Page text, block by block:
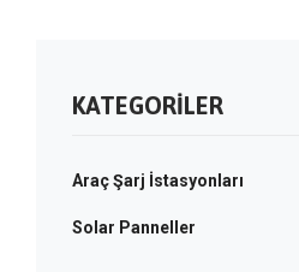
KATEGORILER
Araç Şarj İstasyonları
Solar Panneller